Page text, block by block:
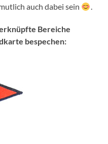
auch dabei sein
.
Bereiche
bespechen: